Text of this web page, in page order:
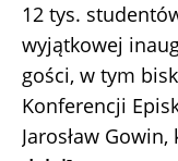
12 tys.
wyjątkowej
gości, w tym
Konferencji
Jarosław Gowin,